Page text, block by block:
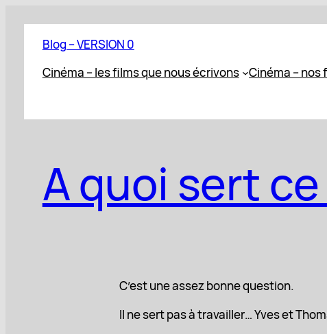
contenuBlog – VERSION 0
Cinéma – les films que nous écrivons
Cinéma – nos
A quoi sert
C’est une assez bonne question.
Il ne sert pas à travailler… Yves et